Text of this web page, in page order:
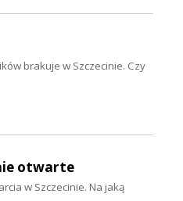
brakuje w Szczecinie. Czy
otwarte
w Szczecinie. Na jaką